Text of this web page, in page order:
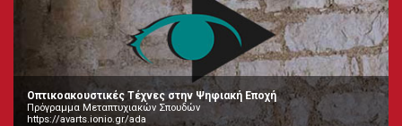
Οπτικοακουστικές Τέχνες στην Ψηφιακή Εποχή
Πρόγραμμα Μεταπτυχιακών Σπουδών
https://avarts.ionio.gr/ada